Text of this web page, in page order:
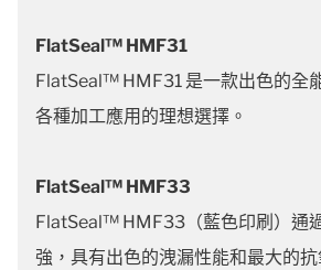
FlatSeal™ HMF31
FlatSeal™ HMF31 是一款出色的全
各種加工應用的理想選擇。
FlatSeal™ HMF33
FlatSeal™ HMF33（藍色印刷）通
強，具有出色的洩漏性能和最大的